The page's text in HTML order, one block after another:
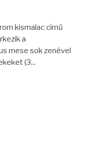
kismalac című
a
mese sok zenével
(3...